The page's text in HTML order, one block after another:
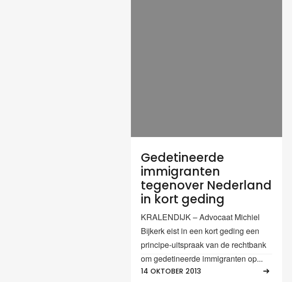
Gedetineerde
immigranten
tegenover Nederland
in kort geding
KRALENDIJK – Advocaat Michiel
Bijkerk eist in een kort geding een
principe-uitspraak van de rechtbank
om gedetineerde immigranten op...
14 OKTOBER 2013